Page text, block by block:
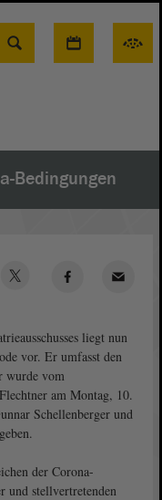
Suche
Bedingungen
liegt nun
vor. Er umfasst den
wurde vom
am Montag, 10.
Schellenberger und
der Corona-
und stellvertretenden